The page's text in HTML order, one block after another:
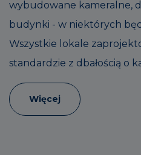
wybudowane kameralne,
budynki - w niektórych
Wszystkie lokale
standardzie z dbałością o
Więcej